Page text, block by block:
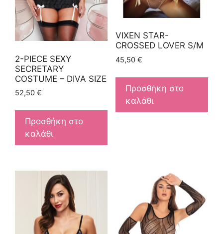
2-PIECE SEXY
SECRETARY
COSTUME – DIVA SIZE
52,50 €
Προσθήκη στο
καλάθι
VIXEN STAR-
CROSSED LOVER S/M
45,50 €
Προσθήκη στο
καλάθι